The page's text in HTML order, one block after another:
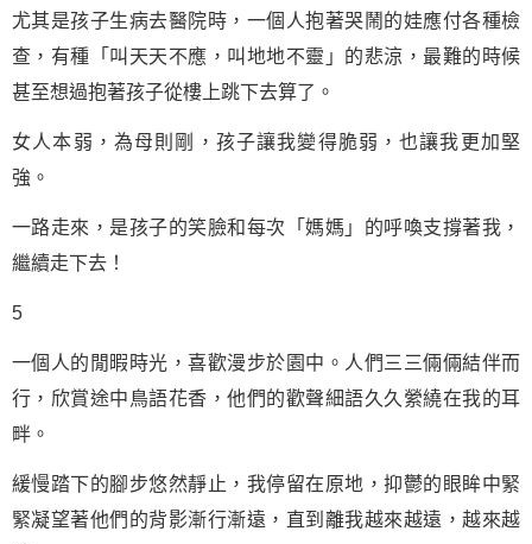
尤其是孩子生病去醫院時，一個人抱著哭鬧的娃應付各種檢
查，有種「叫天天不應，叫地地不靈」的悲涼，最難的時候
甚至想過抱著孩子從樓上跳下去算了。
女人本弱，為母則剛，孩子讓我變得脆弱，也讓我更加 堅
強 。
一路走來，是孩子的笑臉和每次「媽媽」的呼喚支撐著我，
繼續走下去！
5
一個人的閒暇時光，喜歡漫步於園中。人們三三倆倆結伴而
行，欣賞途中鳥語花香，他們的歡聲細語久久縈繞在我的耳
畔。
緩慢踏下的腳步悠然靜止，我停留在原地，抑鬱的眼眸中緊
緊凝望著他們的背影漸行漸遠，直到離我越來越遠，越來越